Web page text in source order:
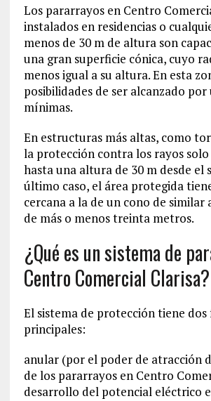
Los pararrayos en Centro
instalados en residencias o
menos de 30 m de altura son
una gran superficie cónica, cuyo
menos igual a su altura. En esta
posibilidades de ser alcanzado
mínimas.
En estructuras más altas, como
la protección contra los rayos solo
hasta una altura de 30 m desde el
último caso, el área protegida
cercana a la de un cono de
de más o menos treinta metros.
¿Qué es un sistema de
Centro Comercial Clarisa?
El sistema de protección tiene dos
principales:
anular (por el poder de atracción
de los pararrayos en Centro
desarrollo del potencial eléctrico